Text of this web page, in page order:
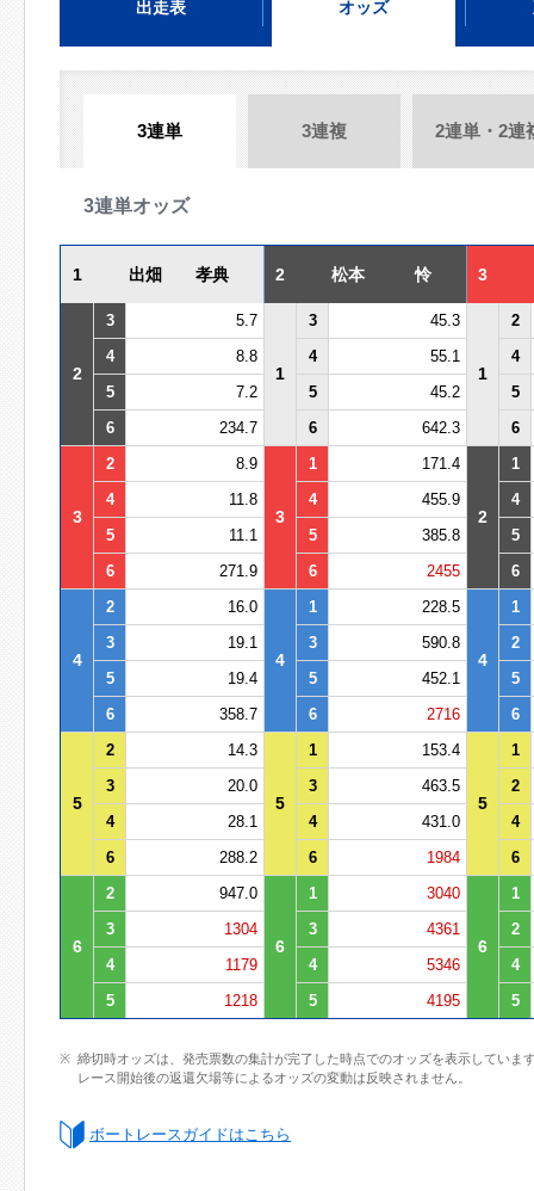
出走表 オッズ
3連単 3連複 2連単・2連
3連単オッズ
1 出畑 孝典 2 松本 怜 3
2
3 5.7
1
3 45.3
1
2
4
8.8 4 55.1
4
5
7.2 5 45.2
5
6
234.7 6 642.3 6
3
2 8.9
3
1 171.4
2
1
4
11.8 4 455.9
4
5
11.1 5 385.8
5
6
271.9 6 2455 6
4
2 16.0
4
1 228.5
4
1
3
19.1 3 590.8
2
5
19.4 5 452.1
5
6
358.7 6 2716 6
5
2 14.3
5
1 153.4
5
1
3
20.0 3 463.5
2
4
28.1 4 431.0
4
6
288.2 6 1984 6
6
2 947.0
6
1 3040
6
1
3
1304 3 4361
2
4
1179 4 5346
4
5
1218 5 4195 5
締切時オッズは、発売票数の集計が完了した時点でのオッズを表示していま
レース開始後の返還欠場等によるオッズの変動は反映されません。
ボートレースガイドはこちら